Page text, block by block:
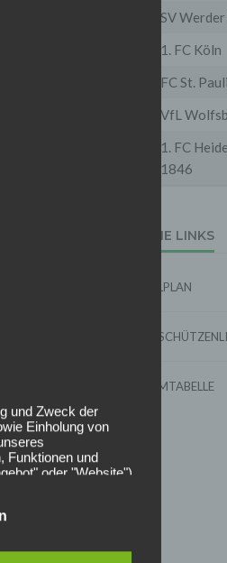
von
Kader
auf
SV
1. FC Köln
FC St. Pauli
VfL
1. FC
1846
EXTERNE LINKS
SPIELPLAN
FORMTABELLE
und Zweck der
Einholung von
Funktionen und
oder "Website")
auf denen das
verantwortliche Stelle